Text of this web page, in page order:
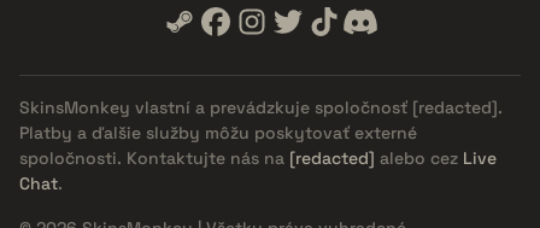
SkinsMonkey vlastní a prevádzkuje spoločnosť [redacted].
Platby a ďalšie služby môžu poskytovať externé
spoločnosti. Kontaktujte nás na [redacted] alebo cez Live
Chat.